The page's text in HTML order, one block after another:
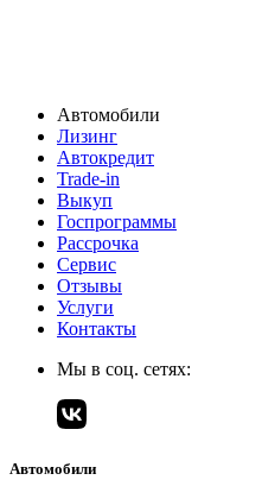
Автомобили
Лизинг
Автокредит
Trade-in
Выкуп
Госпрограммы
Рассрочка
Сервис
Отзывы
Услуги
Контакты
Мы в соц. сетях:
Автомобили